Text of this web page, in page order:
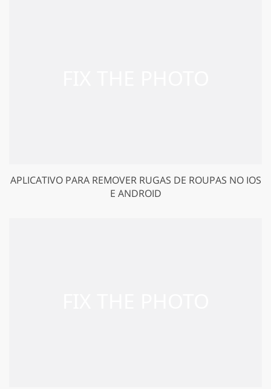
APLICATIVO PARA REMOVER RUGAS DE ROUPAS NO IOS
E ANDROID